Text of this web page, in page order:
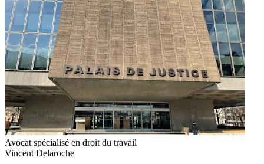
Avocat spécialisé en droit du travail
Vincent Delaroche